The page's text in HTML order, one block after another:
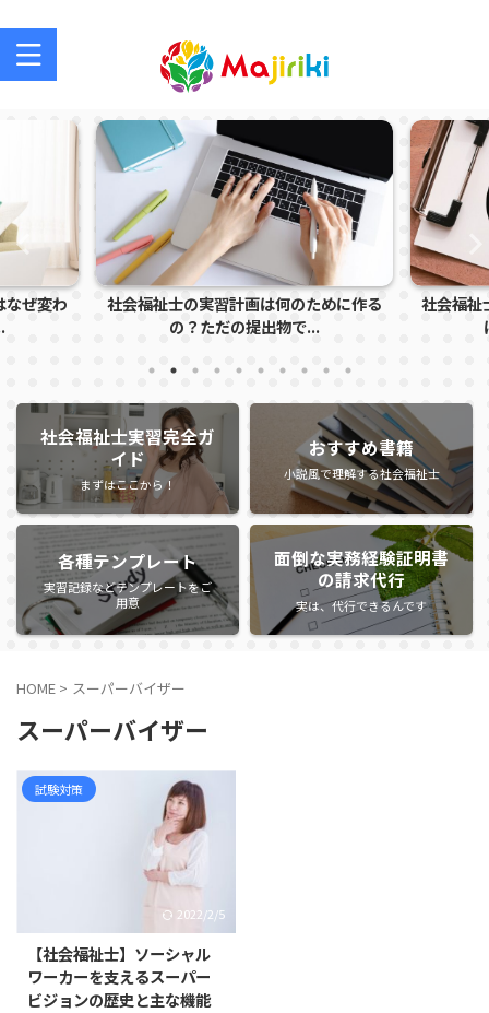
なぜ変わ
社会福祉士の実習計画は何のために作る
の？ただの提出物で...
社会福祉
社会福祉士実習完全ガ
イド
まずはここから！
おすすめ書籍
小説風で理解する社会福祉士
各種テンプレート
実習記録などテンプレートをご
用意
面倒な実務経験証明書
の請求代行
実は、代行できるんです
HOME > スーパーバイザー
スーパーバイザー
試験対策
2022/2/5
【社会福祉士】ソーシャル
ワーカーを支えるスーパー
ビジョンの歴史と主な機能